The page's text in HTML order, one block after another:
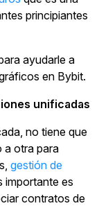
principiantes
ayudarle a
en Bybit.
unificadas
no tiene que
a otra para
gestión de
importante es
contratos de